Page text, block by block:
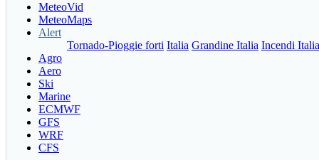
MeteoVid
MeteoMaps
Alert
Tornado-Pioggie forti Italia Grandine Italia Incendi Italia
Agro
Aero
Ski
Marine
ECMWF
GFS
WRF
CFS